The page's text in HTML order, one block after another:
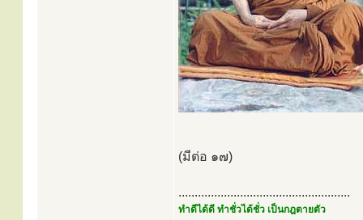
(มีต่อ ๑๗)
.....................................................
ทำดีได้ดี ทำชั่วได้ชั่ว เป็นกฎตายตัว